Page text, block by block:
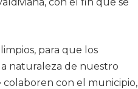
para que los
naturaleza de nuestro
colaboren con el municipio,